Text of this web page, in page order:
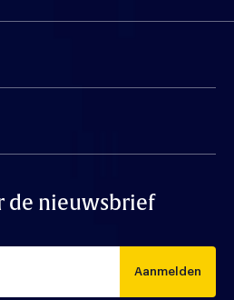
de nieuwsbrief
Aanmelden